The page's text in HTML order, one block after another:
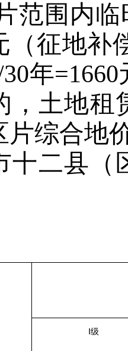
范围内
（征地补
30年
，土地租
片综合地
十二县（
Ⅰ级